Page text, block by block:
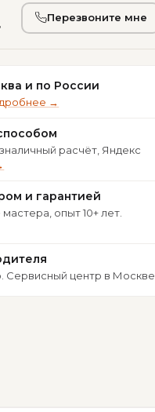
Перезвоните мне
и по России
→
расчёт, Яндекс
и гарантией
опыт 10+ лет.
Сервисный центр в Москве.